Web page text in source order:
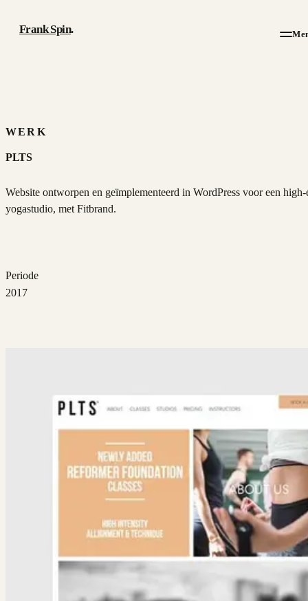
Frank Spin.
CV
WERK
PLTS
Website ontworpen en geïmplementeerd in WordPress voor een high-
yogastudio, met Fitbrand.
Periode
2017